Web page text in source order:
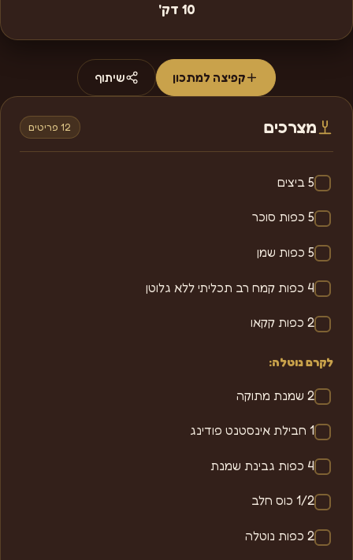
10 דק'
קפיצה למתכון שיתוף
מצרכים 12 פריטים
5 ביצים
5 כפות סוכר
5 כפות שמן
4 כפות קמח רב תכליתי ללא גלוטן
2 כפות קקאו
לקרם נוטלה:
2 שמנת מתוקה
1 חבילת אינסטנט פודינג
4 כפות גבינת שמנת
1/2 כוס חלב
2 כפות נוטלה